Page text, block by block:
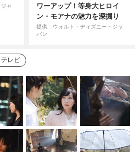
ャ
ワーアップ！等身大ヒロイ
ン・モアナの魅力を深掘り
提供：ウォルト・ディズニー・ジャ
パン
テレビ